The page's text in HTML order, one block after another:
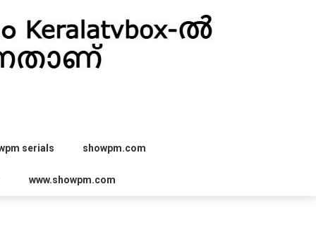
serials showpm.com
www.showpm.com